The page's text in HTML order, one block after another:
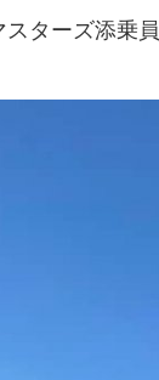
スターズ添乗